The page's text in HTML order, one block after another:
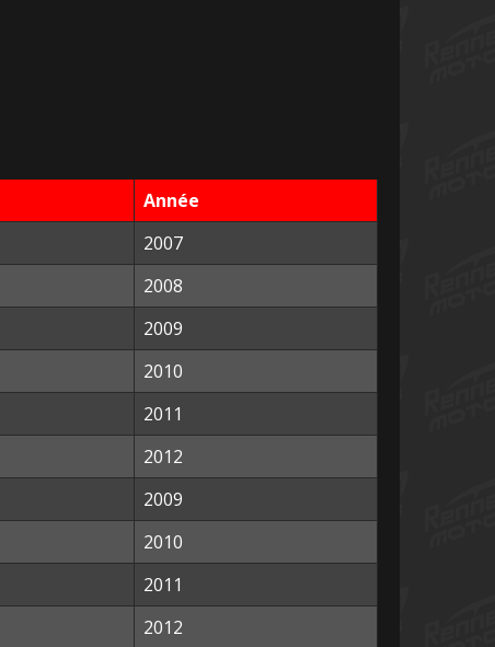
Année
2007
2008
2009
2010
2011
2012
2009
2010
2011
2012